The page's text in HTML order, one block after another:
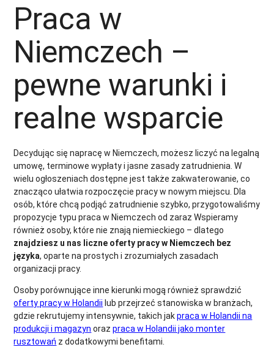
Praca w
Niemczech –
pewne warunki i
realne wsparcie
Decydując się napracę w Niemczech, możesz liczyć na legalną
umowę, terminowe wypłaty i jasne zasady zatrudnienia. W
wielu ogłoszeniach dostępne jest także zakwaterowanie, co
znacząco ułatwia rozpoczęcie pracy w nowym miejscu. Dla
osób, które chcą podjąć zatrudnienie szybko, przygotowaliśmy
propozycje typu praca w Niemczech od zaraz Wspieramy
również osoby, które nie znają niemieckiego – dlatego
znajdziesz u nas liczne oferty pracy w Niemczech bez
języka, oparte na prostych i zrozumiałych zasadach
organizacji pracy.
Osoby porównujące inne kierunki mogą również sprawdzić
oferty pracy w Holandii lub przejrzeć stanowiska w branżach,
gdzie rekrutujemy intensywnie, takich jakpraca w Holandii na
produkcji i magazyn orazpraca w Holandii jako monter
rusztowań z dodatkowymi benefitami.